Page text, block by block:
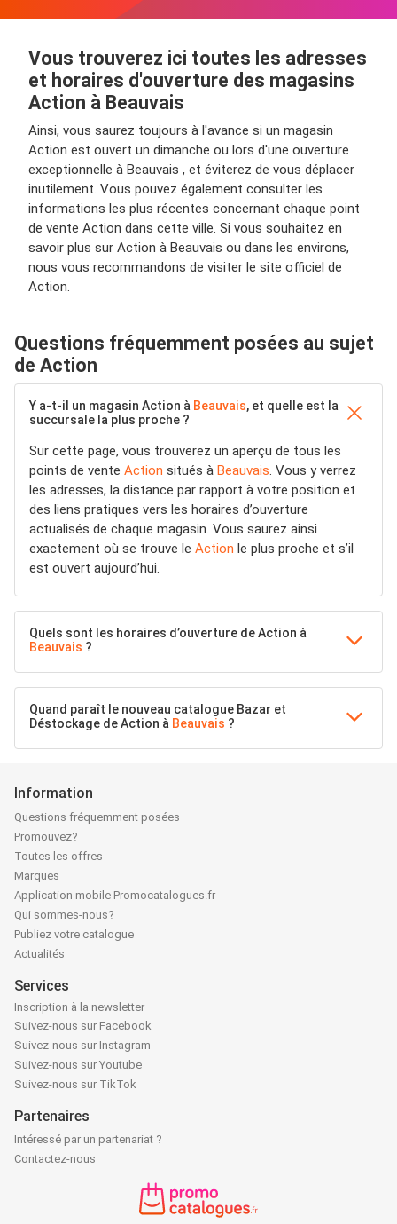
Vous trouverez ici toutes les adresses
et horaires d'ouverture des magasins
Action à Beauvais
Ainsi, vous saurez toujours à l'avance si un magasin
Action est ouvert un dimanche ou lors d'une ouverture
exceptionnelle à Beauvais , et éviterez de vous déplacer
inutilement. Vous pouvez également consulter les
informations les plus récentes concernant chaque point
de vente Action dans cette ville. Si vous souhaitez en
savoir plus sur Action à Beauvais ou dans les environs,
nous vous recommandons de visiter le site officiel de
Action.
Questions fréquemment posées au sujet
de Action
Y a-t-il un magasin Action à Beauvais, et quelle est la
succursale la plus proche ?
Sur cette page, vous trouverez un aperçu de tous les
points de vente Action situés à Beauvais. Vous y verrez
les adresses, la distance par rapport à votre position et
des liens pratiques vers les horaires d’ouverture
actualisés de chaque magasin. Vous saurez ainsi
exactement où se trouve le Action le plus proche et s’il
est ouvert aujourd’hui.
Quels sont les horaires d’ouverture de Action à
Beauvais ?
Quand paraît le nouveau catalogue Bazar et
Déstockage de Action à Beauvais ?
Information
Questions fréquemment posées
Promouvez?
Toutes les offres
Marques
Application mobile Promocatalogues.fr
Qui sommes-nous?
Publiez votre catalogue
Actualités
Services
Inscription à la newsletter
Suivez-nous sur Facebook
Suivez-nous sur Instagram
Suivez-nous sur Youtube
Suivez-nous sur TikTok
Partenaires
Intéressé par un partenariat ?
Contactez-nous